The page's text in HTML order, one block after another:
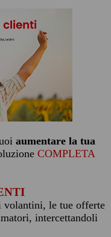
aumentare la tua
COMPLETA
volantini, le tue offerte
intercettandoli